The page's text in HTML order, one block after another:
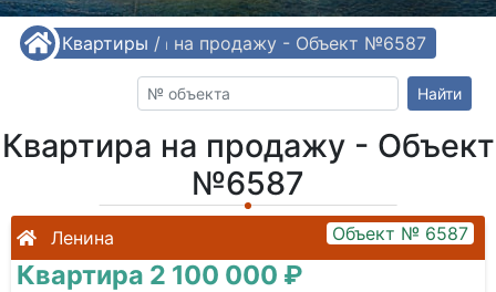
/ Квартиры /
Квартира на продажу - Объект №6587
Найти
Квартира на продажу - Объект
№6587
Ленина Объект № 6587
Квартира 2 100 000 ₽